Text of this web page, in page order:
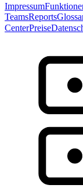
Impressum
TeamsReports
CenterPreise